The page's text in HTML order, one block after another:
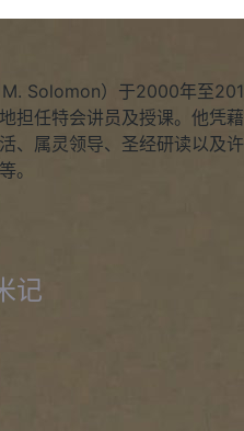
Solomon）于2000年至
担任特会讲员及授课。他凭
、属灵领导、圣经研读以及
。
记